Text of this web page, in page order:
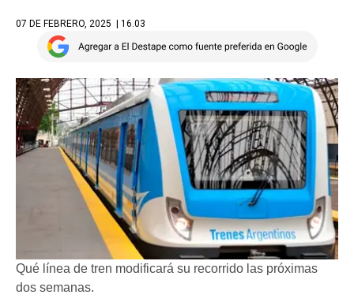
07 DE FEBRERO, 2025 | 16.03
Qué línea de tren modificará su recorrido las próximas
dos semanas.